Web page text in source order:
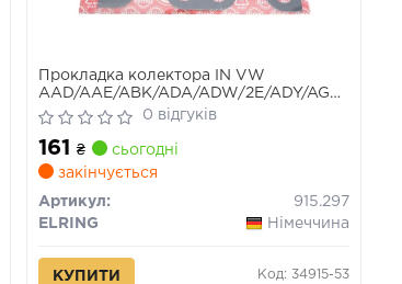
Прокладка колектора IN VW
AAD/AAE/ABK/ADA/ADW/2E/ADY/AGG/AAC/
(вир-во Elring)0 відгуків
161₴
сьогодні
закінчується
Артикул:
915.297
ELRING
Німеччина
КУПИТИ Код: 34915-53